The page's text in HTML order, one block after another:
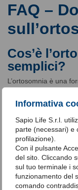
Informativa
Sapio Life S.r.l.
parte (necessari) e
profilazione).
Con il pulsante
del sito. Cliccando
sul tuo terminale i
funzionamento del
comando
FAQ –
Cos’è
semplici?
L’ortosomnia è una
parametri notturni.
sonno più in base ai
No, al momento non
manuali diagnostici
clinicamente
soprattutto